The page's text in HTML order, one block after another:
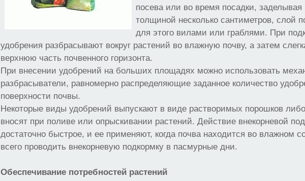
посева или во время посадки, заделывая
толщиной несколько сантиметров, слой
для этого вилами или граблями. При
удобрения разбрасывают вокруг растений во влажную почву, а затем
верхнюю часть почвенного горизонта.
При внесении удобрений на больших площадях можно использовать
разбрасыватели, равномерно распределяющие заданное количество
поверхности почвы.
Некоторые виды удобрений выпускают в виде растворимых порошков
вносят при поливе или опрыскивании растений. Действие внекорневой
достаточно быстрое, и ее применяют, когда почва находится во влажном
всего проводить внекорневую подкормку в пасмурные дни.
Обеспечивание потребностей растений